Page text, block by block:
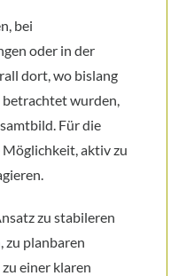
bei
oder in der
dort, wo bislang
wurden,
Für die
aktiv zu
zu stabileren
zu planbaren
einer klaren